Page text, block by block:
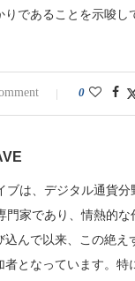
であることを示唆し
0
ブは、デジタル通貨分
門家であり、情熱的な
込んで以来、この絶え
者となっています。特